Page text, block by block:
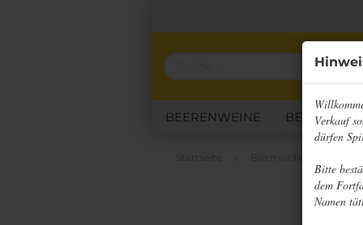
Verkauf
dürfen
Bitte
dem
Namen
BEERENWEINE
»